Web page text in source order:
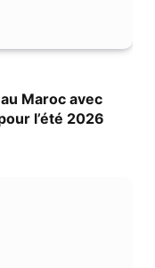
Maroc avec
l’été 2026